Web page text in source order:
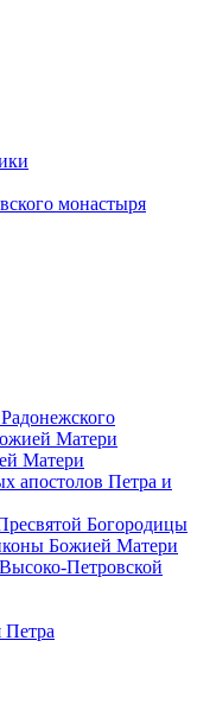
монастыря
Матери
Матери
апостолов Петра и
Богородицы
Божией Матери
Петровской
Петра